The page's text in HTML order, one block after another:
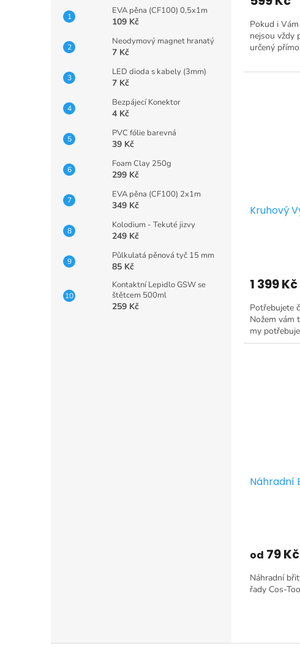
EVA pěna (CF100) 0,5x1m
109 Kč
Neodymový magnet hranatý
7 Kč
LED dioda s kabely (3mm)
7 Kč
Bezpájecí Konektor
4 Kč
PVC fólie barevná
39 Kč
Foam Clay 250g
299 Kč
EVA pěna (CF100) 2x1m
349 Kč
Kolodium - Tekuté jizvy
249 Kč
Půlkulatá pěnová tyč 15 mm
85 Kč
Kontaktní Lepidlo GSW se
štětcem 500ml
259 Kč
Pokud i
nejsou vždy
určený
Kruhový
1 399 Kč
Potřebujete
Nožem vám
my
Náhradní
od 79 Kč
Náhradní
řady Cos-